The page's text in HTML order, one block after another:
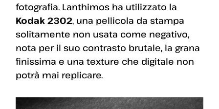
fotografia. Lanthimos ha utilizzato la
Kodak 2302, una pellicola da stampa
solitamente non usata come negativo,
nota per il suo contrasto brutale, la grana
finissima e una texture che digitale non
potrà mai replicare.